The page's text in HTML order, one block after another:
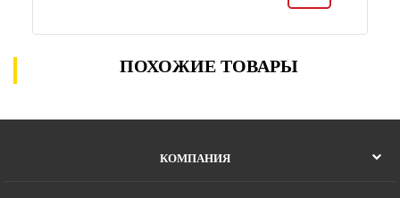
ПОХОЖИЕ ТОВАРЫ
КОМПАНИЯ